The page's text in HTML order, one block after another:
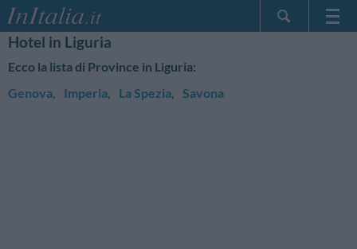
Hotel in Liguria
Ecco la lista di Province in Liguria:
Genova, Imperia, La Spezia, Savona